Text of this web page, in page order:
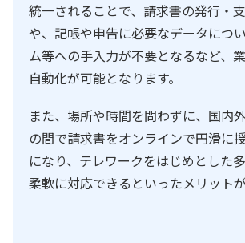
統一されることで、請求書の発行・
や、記帳や申告に必要なデータにつ
ム等への手入力が不要となるなど、
自動化が可能となります。
また、場所や時間を問わずに、国内
の間で請求書をオンラインで円滑に
になり、テレワークをはじめとした
柔軟に対応できるといったメリットが